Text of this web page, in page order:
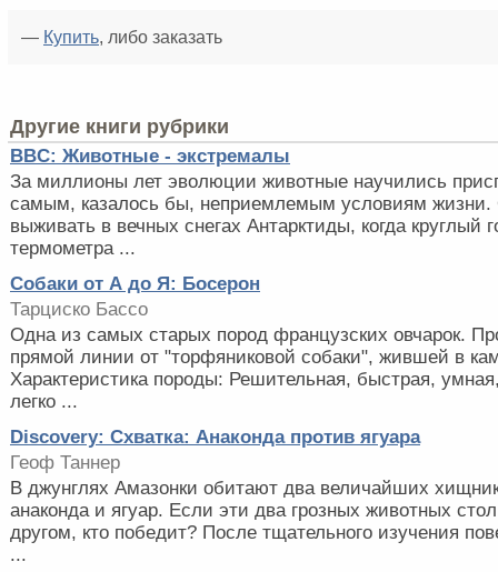
— Купить, либо заказать
Другие книги рубрики
BBC: Животные - экстремалы
За миллионы лет эволюции животные научились
самым, казалось бы, неприемлемым условиям жизни.
выживать в вечных снегах Антарктиды, когда круглый
термометра ...
Собаки от А до Я: Босерон
Тарциско Бассо
Одна из самых старых пород французских овчарок.
прямой линии от "торфяниковой собаки", жившей в
Характеристика породы: Решительная, быстрая,
легко ...
Discovery: Схватка: Анаконда против ягуара
Геоф Таннер
В джунглях Амазонки обитают два величайших
анаконда и ягуар. Если эти два грозных животных
другом, кто победит? После тщательного изучения
...